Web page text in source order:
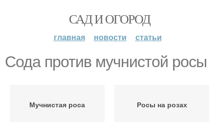
САД И ОГОРОД
главная новости статьи
Сода против мучнистой росы
Мучнистая роса Росы на розах